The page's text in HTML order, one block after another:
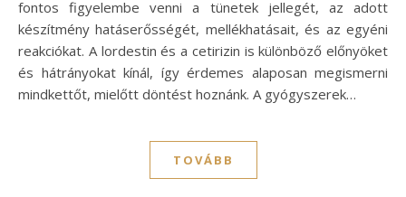
fontos figyelembe venni a tünetek jellegét, az adott
készítmény hatáserősségét, mellékhatásait, és az egyéni
reakciókat. A lordestin és a cetirizin is különböző előnyöket
és hátrányokat kínál, így érdemes alaposan megismerni
mindkettőt, mielőtt döntést hoznánk. A gyógyszerek…
TOVÁBB